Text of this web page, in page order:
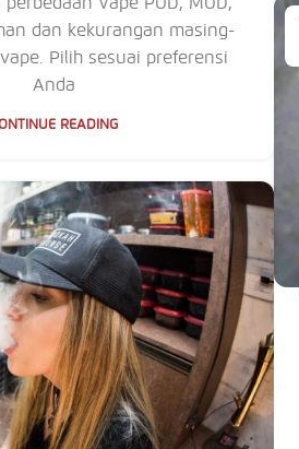
dan kekurangan masing-
Pilih sesuai preferensi
Anda
READING